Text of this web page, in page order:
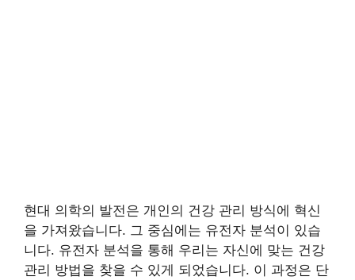
현대 의학의 발전은 개인의 건강 관리 방식에 혁신
을 가져왔습니다. 그 중심에는 유전자 분석이 있습
니다. 유전자 분석을 통해 우리는 자신에 맞는 건강
관리 방법을 찾을 수 있게 되었습니다. 이 과정은 단